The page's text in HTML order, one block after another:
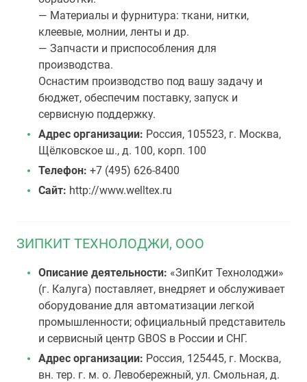
— Материалы и фурнитура: ткани, нитки,
клеевые, молнии, ленты и др.
— Запчасти и приспособления для
производства.
Оснастим производство под вашу задачу и
бюджет, обеспечим поставку, запуск и
сервисную поддержку.
Адрес организации: Россия, 105523, г. Москва,
Щёлковское ш., д. 100, корп. 100
Телефон: +7 (495) 626-8400
Сайт: http://www.welltex.ru
ЗИПКИТ ТЕХНОЛОДЖИ, ООО
Описание деятельности: «ЗипКит Технолоджи»
(г. Калуга) поставляет, внедряет и обслуживает
оборудование для автоматизации легкой
промышленности; официальный представитель
и сервисный центр GBOS в России и СНГ.
Адрес организации: Россия, 125445, г. Москва,
вн. тер. г. м. о. Левобережный, ул. Смольная, д.